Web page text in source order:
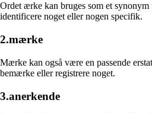
Ordet ærke kan bruges som et
identificere noget eller nogen specifik.
2.mærke
Mærke kan også være en passende
bemærke eller registrere noget.
3.anerkende